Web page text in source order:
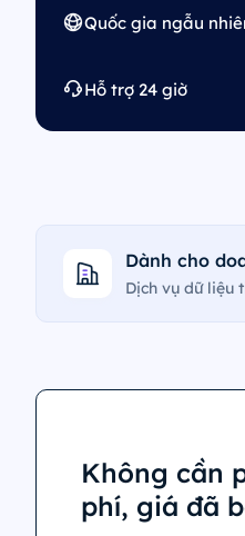
Quốc gia ngẫu
Hỗ trợ 24 giờ
Dành cho
Dịch vụ dữ liệu
Không cần
phí, giá đã